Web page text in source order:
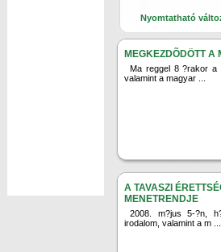
Nyomtatható
MEGKEZDÕDÖTT A
Ma reggel 8 ?rakor a
valamint a magyar ...
A TAVASZI
MENETRENDJE
2008. m?jus 5-?n,
irodalom, valamint a m ...